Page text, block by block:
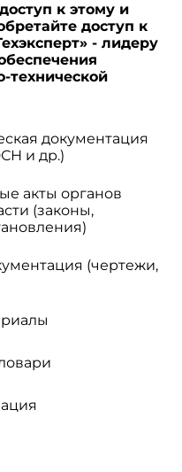
к этому и
доступ к
- лидеру
технической
документация
и др.)
акты органов
(законы,
(чертежи,